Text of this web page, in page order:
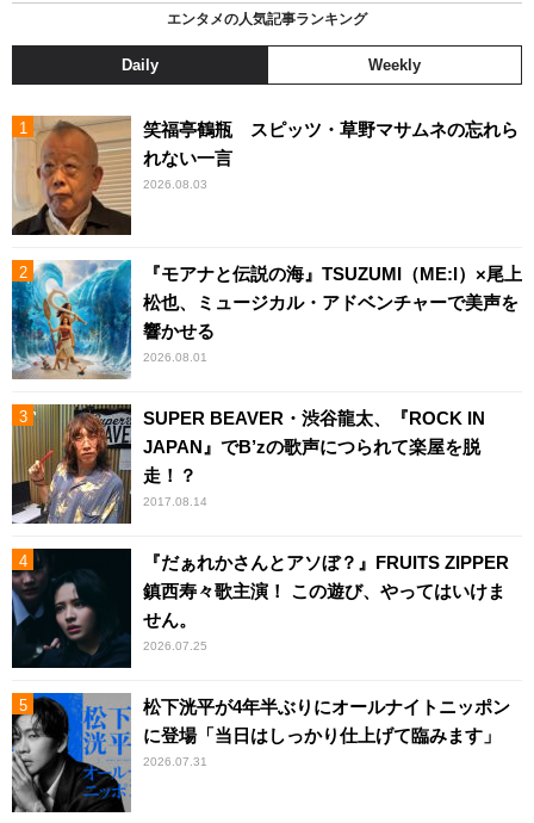
エンタメの人気記事ランキング
Daily Weekly
笑福亭鶴瓶 スピッツ・草野マサムネの忘れら
れない一言
2026.08.03
『モアナと伝説の海』TSUZUMI（ME:I）×尾上
松也、ミュージカル・アドベンチャーで美声を
響かせる
2026.08.01
SUPER BEAVER・渋谷龍太、『ROCK IN
JAPAN』でB’zの歌声につられて楽屋を脱
走！？
2017.08.14
『だぁれかさんとアソぼ？』FRUITS ZIPPER
鎮西寿々歌主演！ この遊び、やってはいけま
せん。
2026.07.25
松下洸平が4年半ぶりにオールナイトニッポン
に登場「当日はしっかり仕上げて臨みます」
2026.07.31